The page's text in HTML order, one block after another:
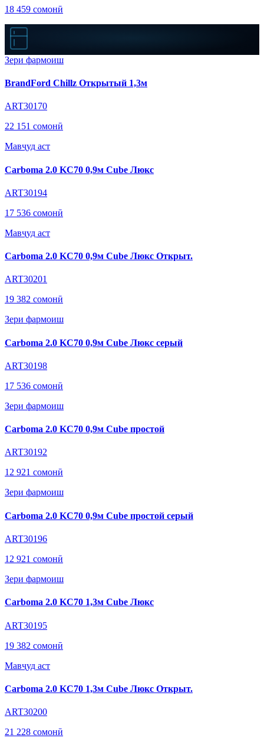
18 459 сомонӣ
Зери фармоиш
BrandFord Chillz Открытый 1,3м
ART30170
22 151 сомонӣ
Мавҷуд аст
Carboma 2.0 KC70 0,9м Cube Люкс
ART30194
17 536 сомонӣ
Мавҷуд аст
Carboma 2.0 KC70 0,9м Cube Люкс Открыт.
ART30201
19 382 сомонӣ
Зери фармоиш
Carboma 2.0 KC70 0,9м Cube Люкс серый
ART30198
17 536 сомонӣ
Зери фармоиш
Carboma 2.0 KC70 0,9м Cube простой
ART30192
12 921 сомонӣ
Зери фармоиш
Carboma 2.0 KC70 0,9м Cube простой серый
ART30196
12 921 сомонӣ
Зери фармоиш
Carboma 2.0 KC70 1,3м Cube Люкс
ART30195
19 382 сомонӣ
Мавҷуд аст
Carboma 2.0 KC70 1,3м Cube Люкс Открыт.
ART30200
21 228 сомонӣ